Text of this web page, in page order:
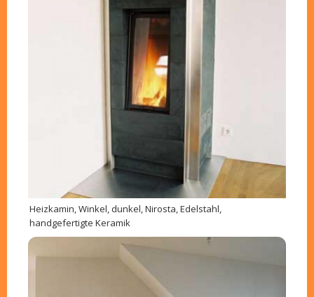
Heizkamin, Winkel, dunkel, Nirosta, Edelstahl,
handgefertigte Keramik